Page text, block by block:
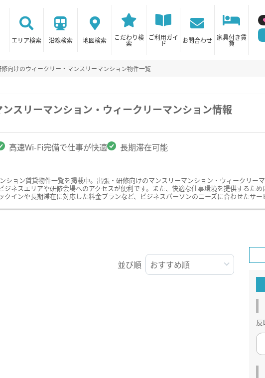
エリア検索 沿線検索 地図検索 こだわり検
索
ご利用ガイ
ド お問合わせ 家具付き賃
貸
修向けのウィークリー・マンスリーマンション物件一覧
スリーマンション・ウィークリーマンション情報
高速Wi-Fi完備で仕事が快適 長期滞在可能
ョン賃貸物件一覧を掲載中。出張・研修向けのマンスリーマンション・ウィークリー
ネスエリアや研修会場へのアクセスが便利です。また、快適な仕事環境を提供するた
インや長期滞在に対応した料金プランなど、ビジネスパーソンのニーズに合わせたサー
並び順
反